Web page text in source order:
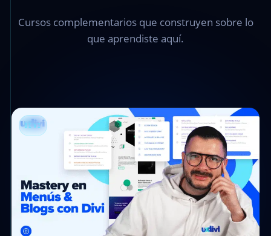
Cursos complementarios que construyen sobre lo
que aprendiste aquí.
DIVI